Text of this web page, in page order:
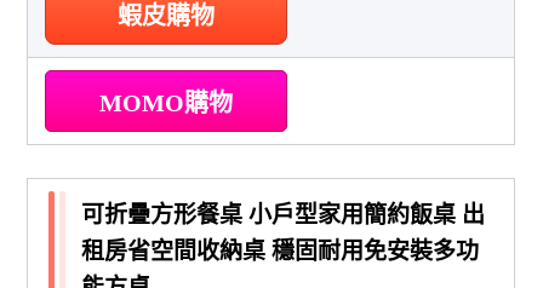
蝦皮購物
MOMO購物
可折疊方形餐桌 小戶型家用簡約飯桌 出
租房省空間收納桌 穩固耐用免安裝多功